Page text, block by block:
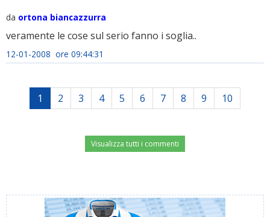
da ortona biancazzurra
veramente le cose sul serio fanno i soglia..
12-01-2008 ore 09:44:31
1 2 3 4 5 6 7 8 9 10
Visualizza tutti i commenti